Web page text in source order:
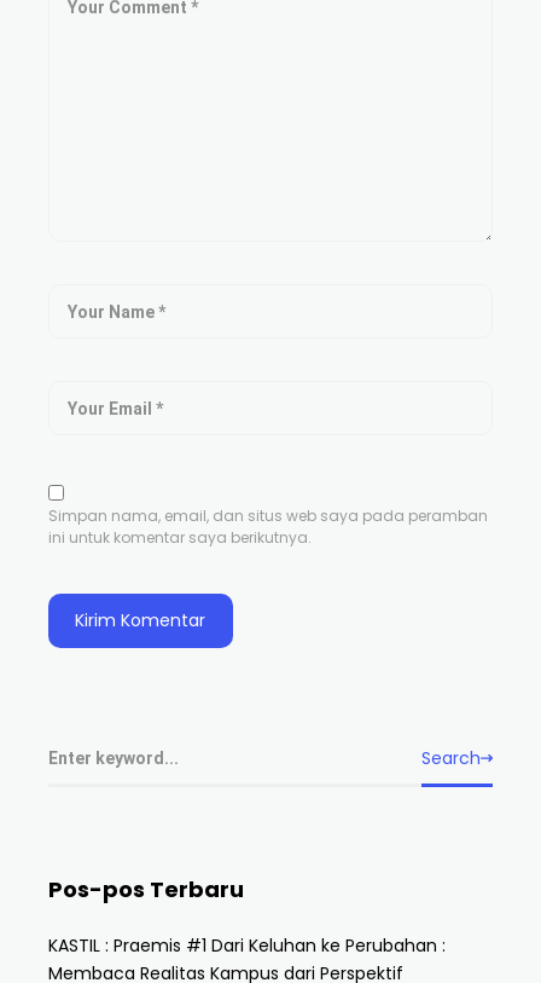
Simpan nama, email, dan situs web saya pada peramban
ini untuk komentar saya berikutnya.
Search
Pos-pos Terbaru
KASTIL : Praemis #1 Dari Keluhan ke Perubahan :
Membaca Realitas Kampus dari Perspektif